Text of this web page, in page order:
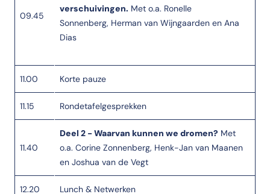
09.45
verschuivingen. Met o.a. Ronelle
Sonnenberg, Herman van Wijngaarden en Ana
Dias
11.00 Korte pauze
11.15 Rondetafelgesprekken
11.40
Deel 2 - Waarvan kunnen we dromen? Met
o.a. Corine Zonnenberg, Henk-Jan van Maanen
en Joshua van de Vegt
12.20 Lunch & Netwerken